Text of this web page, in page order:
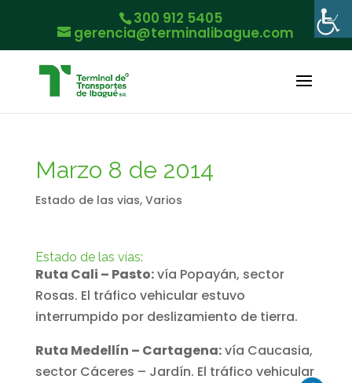
300 912 5405
gerencia@terminalibague.com
Marzo 8 de 2014
Estado de las vias, Varios
Estado de las vías:
Ruta Cali – Pasto:vía Popayán, sector
Rosas. El tráfico vehicular estuvo
interrumpido por deslizamiento de tierra.
Ruta Medellín – Cartagena:vía Caucasia,
sector Cáceres – Jardín. El tráfico vehicular